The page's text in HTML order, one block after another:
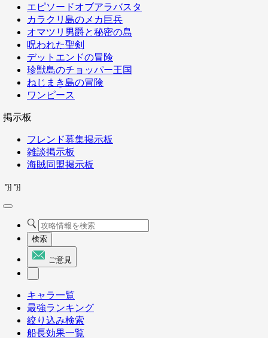
エピソードオブアラバスタ
カラクリ島のメカ巨兵
オマツリ男爵と秘密の島
呪われた聖剣
デットエンドの冒険
珍獣島のチョッパー王国
ねじまき島の冒険
ワンピース
掲示板
フレンド募集掲示板
雑談掲示板
海賊同盟掲示板
"}] "}]
検索
ご意見
キャラ一覧
最強ランキング
絞り込み検索
船長効果一覧